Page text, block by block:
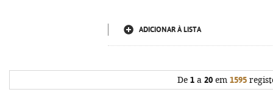
ADICIONAR À LISTA
De 1a 20em 1595